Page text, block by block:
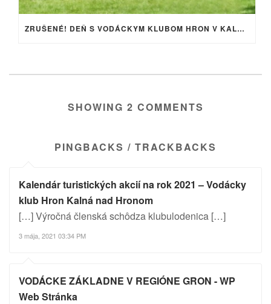
ZRUŠENÉ! DEŇ S VODÁCKYM KLUBOM HRON V KALNEJ NAD HRONOM
SHOWING 2 COMMENTS
PINGBACKS / TRACKBACKS
Kalendár turistických akcií na rok 2021 – Vodácky
klub Hron Kalná nad Hronom
[…] Výročná členská schôdza klubulodenica […]
3 mája, 2021 03:34 PM
VODÁCKE ZÁKLADNE V REGIÓNE GRON - WP
Web Stránka